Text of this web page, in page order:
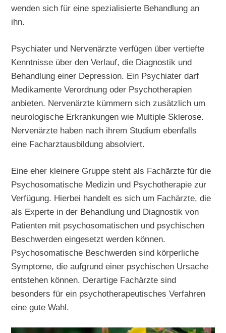
wenden sich für eine spezialisierte Behandlung an
ihn.
Psychiater und Nervenärzte verfügen über vertiefte
Kenntnisse über den Verlauf, die Diagnostik und
Behandlung einer Depression. Ein Psychiater darf
Medikamente Verordnung oder Psychotherapien
anbieten. Nervenärzte kümmern sich zusätzlich um
neurologische Erkrankungen wie Multiple Sklerose.
Nervenärzte haben nach ihrem Studium ebenfalls
eine Facharztausbildung absolviert.
Eine eher kleinere Gruppe steht als Fachärzte für die
Psychosomatische Medizin und Psychotherapie zur
Verfügung. Hierbei handelt es sich um Fachärzte, die
als Experte in der Behandlung und Diagnostik von
Patienten mit psychosomatischen und psychischen
Beschwerden eingesetzt werden können.
Psychosomatische Beschwerden sind körperliche
Symptome, die aufgrund einer psychischen Ursache
entstehen können. Derartige Fachärzte sind
besonders für ein psychotherapeutisches Verfahren
eine gute Wahl.